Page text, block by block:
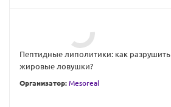
Пептидные липолитики: как разрушить
жировые ловушки?
Организатор: Mesoreal